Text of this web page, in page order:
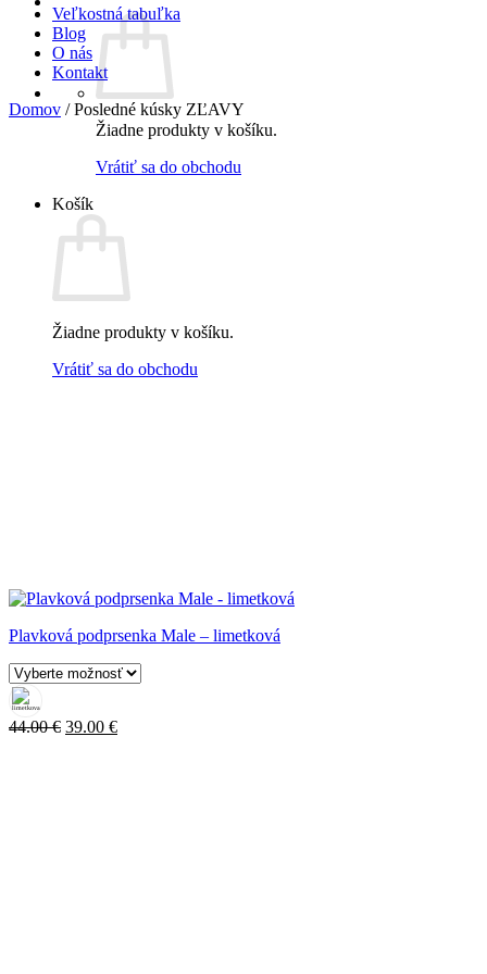
Žiadne produkty v košíku.
Vrátiť sa do obchodu
Košík
Žiadne produkty v košíku.
Vrátiť sa do obchodu
Veľkostná tabuľka
Blog
O nás
Kontakt
Domov /Posledné kúsky ZĽAVY
Plavková podprsenka Male – limetková
44.00€ Pôvodná
39.00 €Aktuálna